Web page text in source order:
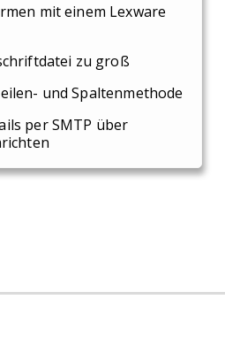
mit einem Lexware
zu groß
und Spaltenmethode
per SMTP über